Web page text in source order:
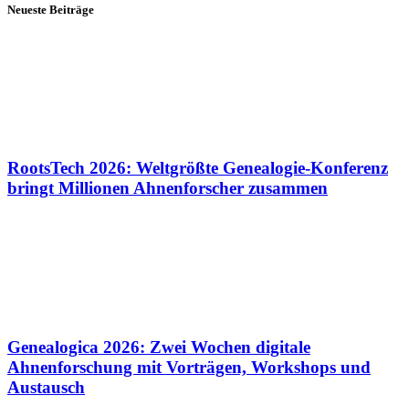
Neueste Beiträge
RootsTech 2026: Weltgrößte Genealogie-Konferenz
bringt Millionen Ahnenforscher zusammen
Genealogica 2026: Zwei Wochen digitale
Ahnenforschung mit Vorträgen, Workshops und
Austausch